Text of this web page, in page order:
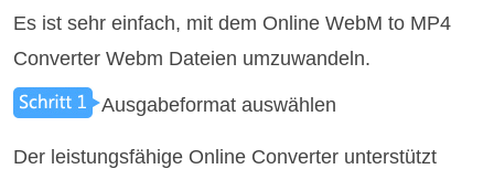
Es ist sehr einfach, mit dem Online WebM to MP4
Converter Webm Dateien umzuwandeln.
Ausgabeformat auswählen
Der leistungsfähige Online Converter unterstützt